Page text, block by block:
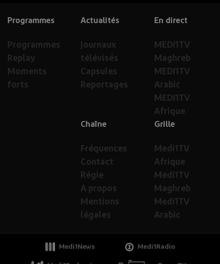
En direct
MEDI1TV
Maghreb
MEDI1TV
Arabic
MEDI1TV
Afrique
Actualités
Journaux
télévisés
Capsules
Reportages
Programmes
Programmes
Replay
Moments
forts
Grille
Medi1TV
Afrique
Medi1TV
Maghreb
Medi1TV
Arabic
Chaîne
Fréquences
Contact
Régie
A propos
Mentions
légales
Medi1News Medi1Radio